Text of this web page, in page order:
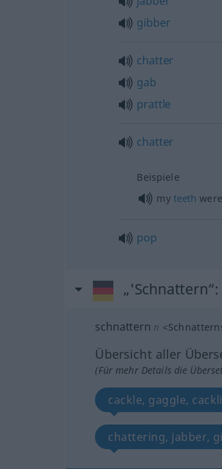
gibber
chatter
gab
prattle
chatter
Beispiele
my teeth were
pop
„'Schnattern“
schnattern n <
Übersicht aller
(Für mehr Details die
cackle, gaggle,
chattering, jabber,